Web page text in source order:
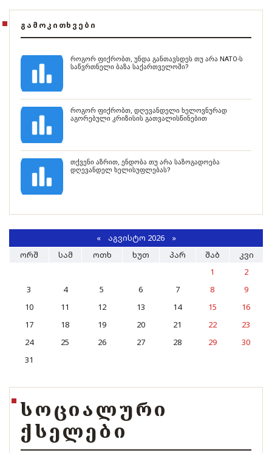
ᲒᲐᲛᲝᲙᲘᲗᲮᲕᲔᲑᲘ
როგორ ფიქრობთ, უნდა განთავსდეს თუ არა NATO-ს
საწვრთნელი ბაზა საქართველოში?
როგორ ფიქრობთ, დღევანდელი ხელოვნურად
აგორებული კრიზისის გათვალისწინებით
თქვენი აზრით, ენდობა თუ არა საზოგადოება
დღევანდელ ხელისუფლებას?
«ᲐᲒᲕᲘᲡᲢᲝ 2026 »
ᲝᲠᲨ
ᲡᲐᲛ ᲝᲗᲮ ᲮᲣᲗ ᲞᲐᲠ ᲨᲐᲑ
ᲙᲕᲘ
1
2
3
4 5 6 7 8
9
10
11 12 13 14 15
16
17
18 19 20 21 22
23
24
25 26 27 28 29
30
31
ᲡᲝᲪᲘᲐᲚᲣᲠᲘ
ᲥᲡᲔᲚᲔᲑᲘ